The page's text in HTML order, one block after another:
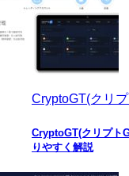
CryptoGT(クリ
CryptoGT(クリプト
りやすく解説